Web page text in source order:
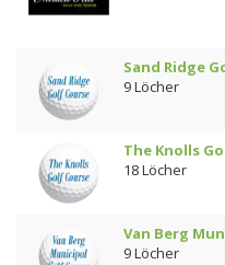
Sand Ridge
9 Löcher
The Knolls
18 Löcher
Van Berg
9 Löcher